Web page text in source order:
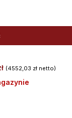
(4552,03 zł netto)